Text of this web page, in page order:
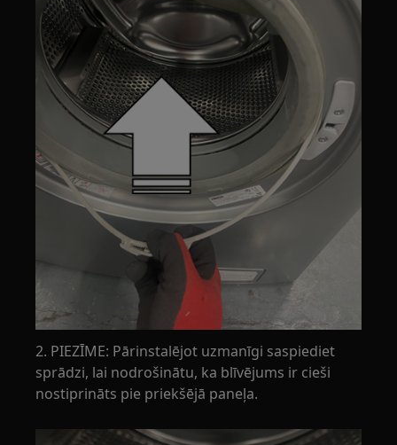
2. PIEZĪME: Pārinstalējot uzmanīgi saspiediet
sprādzi, lai nodrošinātu, ka blīvējums ir cieši
nostiprināts pie priekšējā paneļa.